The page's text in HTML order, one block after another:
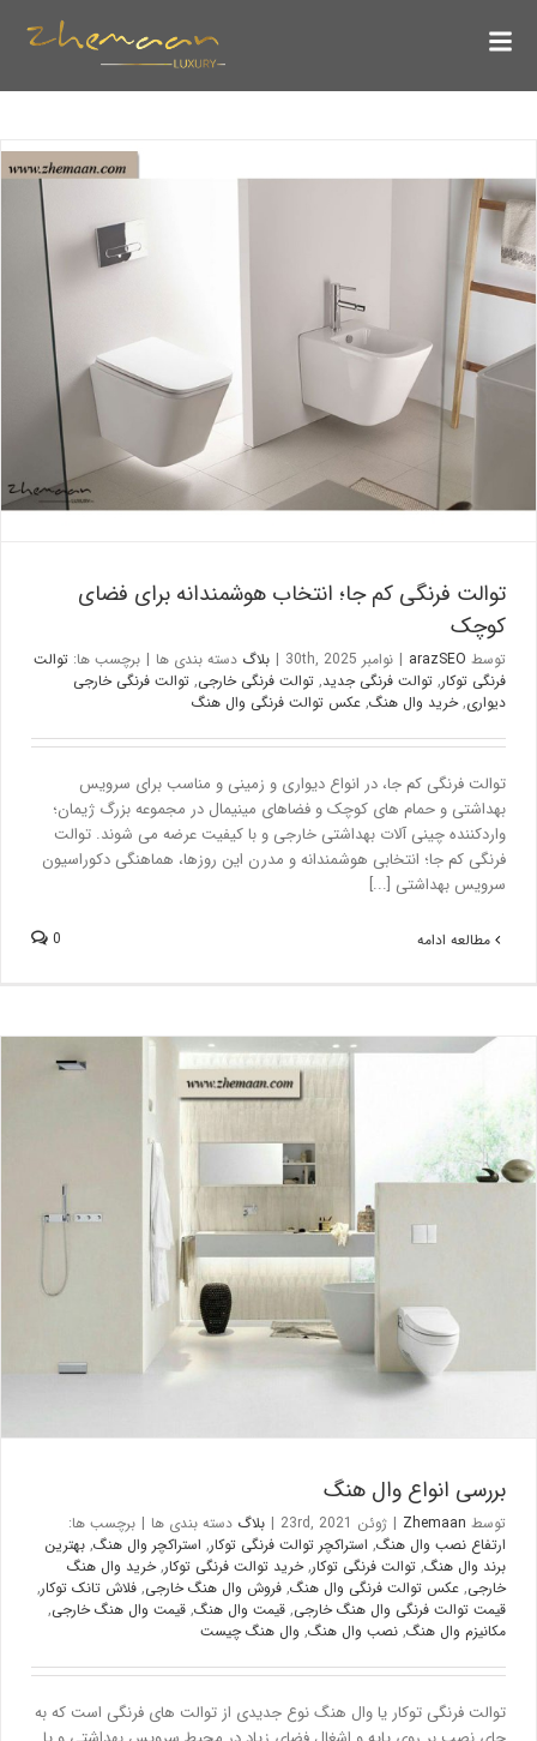
توالت فرنگی کم جا؛ انتخاب هوشمندانه برای فضای کوچک
بلاگ
توالت فرنگی کم جا؛ انتخاب هوشمندانه برای فضای
کوچک
توسطarazSEO
| نوامبر 30th, 2025 | بلاگدسته بندی ها برچسب ها: توالت
فرنگی توکار,توالت فرنگی جدید,توالت فرنگی خارجی,توالت فرنگی خارجی
دیواری,خرید وال هنگ,عکس توالت فرنگی وال هنگ
توالت فرنگی کم جا، در انواع دیواری و زمینی و مناسب برای سرویس
بهداشتی و حمام های کوچک و فضاهای مینیمال در مجموعه بزرگ ژیمان؛
واردکننده چینی آلات بهداشتی خارجی و با کیفیت عرضه می شوند. توالت
فرنگی کم جا؛ انتخابی هوشمندانه و مدرن این روزها، هماهنگی دکوراسیون
سرویس بهداشتی [...]
مطالعه ادامه
بررسی انواع وال هنگ
بلاگ
بررسی انواع وال هنگ
توسطZhemaan
| ژوئن 23rd, 2021 | بلاگدسته بندی ها
برچسب ها:
ارتفاع نصب وال هنگ,استراکچر توالت فرنگی توکار,استراکچر وال هنگ,بهترین
برند وال هنگ,توالت فرنگی توکار,خرید توالت فرنگی توکار,خرید وال هنگ
خارجی,عکس توالت فرنگی وال هنگ,فروش وال هنگ خارجی,فلاش تانک توکار,
قیمت توالت فرنگی وال هنگ خارجی,قیمت وال هنگ,قیمت وال هنگ خارجی,
مکانیزم وال هنگ,نصب وال هنگ,وال هنگ چیست
توالت فرنگی توکار یا وال هنگ نوع جدیدی از توالت های فرنگی است که به